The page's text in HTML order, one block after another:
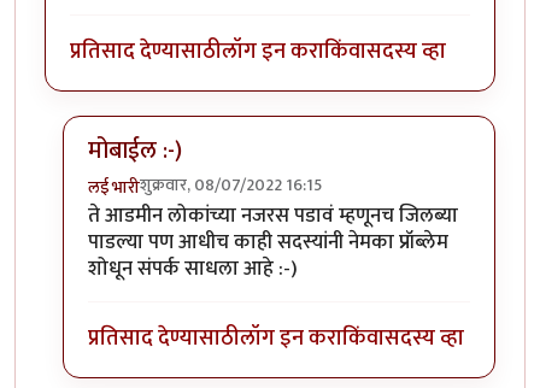
प्रतिसाद देण्यासाठीलॉग इन कराकिंवासदस्य व्हा
मोबाईल :-)
लई भारीशुक्रवार, 08/07/2022 16:15
In reply toतुम्ही हा धागा अन प्रतिसादbyपाषाणभेद
ते आडमीन लोकांच्या नजरस पडावं म्हणूनच जिलब्या
पाडल्या पण आधीच काही सदस्यांनी नेमका प्रॉब्लेम
शोधून संपर्क साधला आहे :-)
प्रतिसाद देण्यासाठीलॉग इन कराकिंवासदस्य व्हा